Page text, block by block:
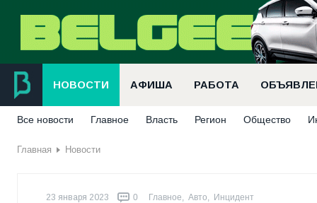
НОВОСТИ АФИША РАБОТА
Все новости Главное Власть Регион Общество
Главная Новости
23 января 2023 0 Главное, Авто, Инцидент